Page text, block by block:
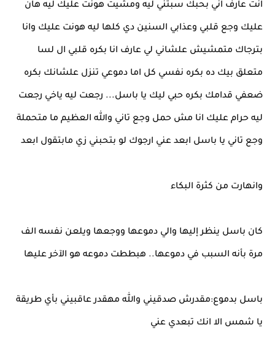
انت عارف اني بحبك سبتني ليه ومشيت هونت عليك ليه هان
عليك وجع قلبي وعذابي السنين دي كلها ليه هونت عليك وانا
بترجاك متمشيش علشاني لي عارف انا بكره قلبي ال لسا
متعلق بيك ده بكره نفسي كل اما دموعي تنزل علشانك بكره
ضعفي قدامك بكره حبي ليك يا باسل... رجعت ليه ياخي رجعت
ليه حرام عليك انا مش حمل وجع تاني والله العظيم ما متحملة
وجع تاني يا باسل ابعد عني ارجوك لو بتحبني زي مابتقول ابعد
وانهارت من كثرة البكاء
كان باسل ينظر إليها والي دموعها ووجعها ويلعن نفسه الف
مرة بأنه السبب في دموعها.. هبططت دموعه هو الآخر عليها
باسل بدموع:مقدرش صدقيني والله مهقدر عاقبيني بأي طريقة
يا شمس الا انك تبعدي عني